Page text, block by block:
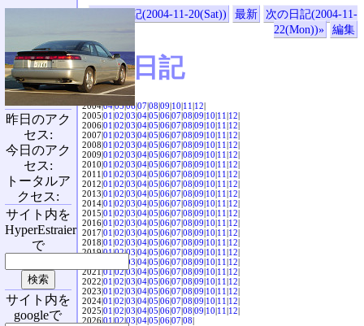
«前の日記(2004-11-20(Sat)) 最新
次の日記(2004-11-
22(Mon))»
編集
SVX日記
2004|04|05|06|07|08|09|10|11|12|
2005|01|02|03|04|05|06|07|08|09|10|11|12|
2006|01|02|03|04|05|06|07|08|09|10|11|12|
2007|01|02|03|04|05|06|07|08|09|10|11|12|
2008|01|02|03|04|05|06|07|08|09|10|11|12|
2009|01|02|03|04|05|06|07|08|09|10|11|12|
2010|01|02|03|04|05|06|07|08|09|10|11|12|
2011|01|02|03|04|05|06|07|08|09|10|11|12|
2012|01|02|03|04|05|06|07|08|09|10|11|12|
2013|01|02|03|04|05|06|07|08|09|10|11|12|
2014|01|02|03|04|05|06|07|08|09|10|11|12|
2015|01|02|03|04|05|06|07|08|09|10|11|12|
2016|01|02|03|04|05|06|07|08|09|10|11|12|
2017|01|02|03|04|05|06|07|08|09|10|11|12|
2018|01|02|03|04|05|06|07|08|09|10|11|12|
2019|01|02|03|04|05|06|07|08|09|10|11|12|
03|04|05|06|07|08|09|10|11|12|
2021|01|02|03|04|05|06|07|08|09|10|11|12|
2022|01|02|03|04|05|06|07|08|09|10|11|12|
2023|01|02|03|04|05|06|07|08|09|10|11|12|
2024|01|02|03|04|05|06|07|08|09|10|11|12|
2025|01|02|03|04|05|06|07|08|09|10|11|12|
2026|01|02|03|04|05|06|07|08|
昨日のアク
セス:
今日のアク
セス:
トータルア
クセス:
サイト内を
HyperEstraier
で
サイト内を
googleで